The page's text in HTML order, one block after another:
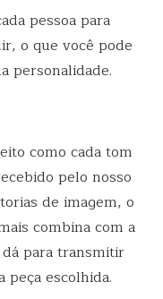
pessoa para
o que você pode
personalidade.
como cada tom
pelo nosso
de imagem, o
combina com a
para transmitir
escolhida.